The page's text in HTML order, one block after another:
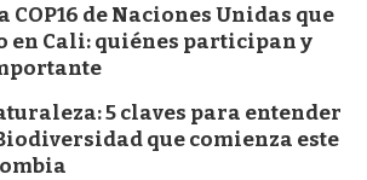
COP16 de Naciones Unidas que
en Cali: quiénes participan y
5 claves para entender
Biodiversidad que comienza este